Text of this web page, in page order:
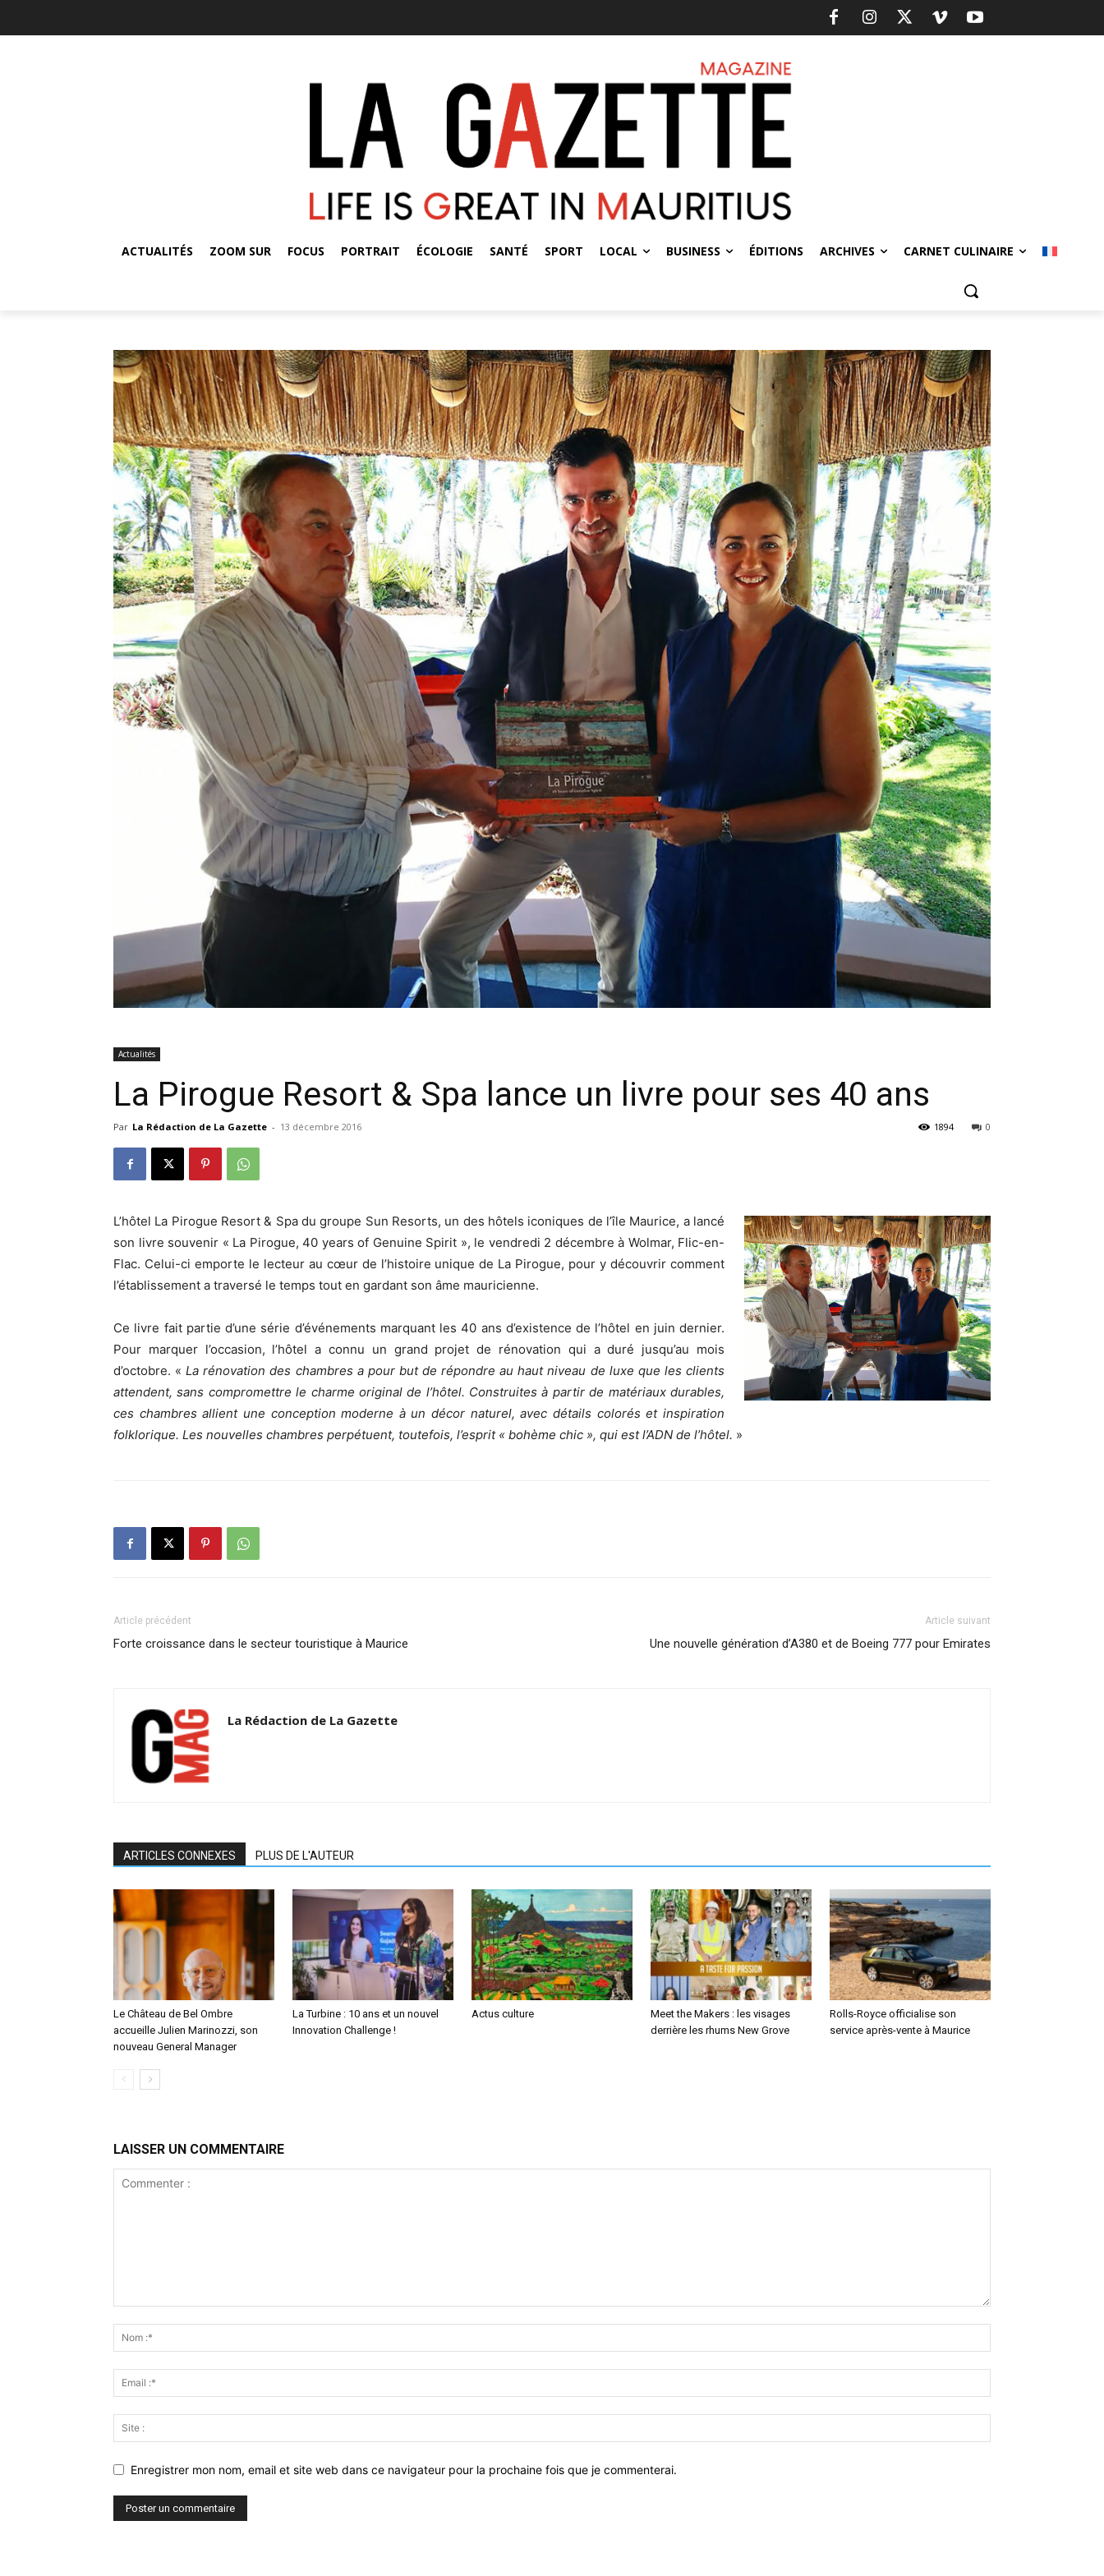
ACTUALITÉS ZOOM SUR FOCUS PORTRAIT ÉCOLOGIE SANTÉ SPORT LOCAL BUSINESS ÉDITIONS ARCHIVES CARNET CULINAIRE
Actualités
La Pirogue Resort & Spa lance un livre pour ses 40 ans
Par La Rédaction de La Gazette - 13 décembre 2016 0
1894
L’hôtel La Pirogue Resort & Spa du groupe Sun Resorts, un des hôtels iconiques de l’île Maurice, a lancé
son livre souvenir « La Pirogue, 40 years of Genuine Spirit », le vendredi 2 décembre à Wolmar, Flic-en-
Flac. Celui-ci emporte le lecteur au cœur de l’histoire unique de La Pirogue, pour y découvrir comment
l’établissement a traversé le temps tout en gardant son âme mauricienne.
Ce livre fait partie d’une série d’événements marquant les 40 ans d’existence de l’hôtel en juin dernier.
Pour marquer l’occasion, l’hôtel a connu un grand projet de rénovation qui a duré jusqu’au mois
d’octobre. «La rénovation des chambres a pour but de répondre au haut niveau de luxe que les clients
attendent, sans compromettre le charme original de l’hôtel. Construites à partir de matériaux durables,
ces chambres allient une conception moderne à un décor naturel, avec détails colorés et inspiration
folklorique. Les nouvelles chambres perpétuent, toutefois, l’esprit « bohème chic », qui est l’ADN de l’hôtel. »
Article précédent
Forte croissance dans le secteur touristique à Maurice
Article suivant
Une nouvelle génération d’A380 et de Boeing 777 pour Emirates
La Rédaction de La Gazette
ARTICLES CONNEXES PLUS DE L'AUTEUR
Le Château de Bel Ombre
accueille Julien Marinozzi, son
nouveau General Manager
La Turbine : 10 ans et un nouvel
Innovation Challenge !
Actus culture
Meet the Makers : les visages
derrière les rhums New Grove
Rolls-Royce officialise son
service après-vente à Maurice
LAISSER UN COMMENTAIRE
Enregistrer mon nom, email et site web dans ce navigateur pour la prochaine fois que je commenterai.